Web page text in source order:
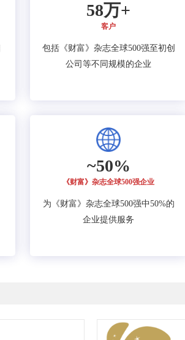
58万+
客户
包括《财富》杂志全球500强至初创
公司等不同规模的企业
~50%
《财富》杂志全球500强企业
为《财富》杂志全球500强中50%的
企业提供服务